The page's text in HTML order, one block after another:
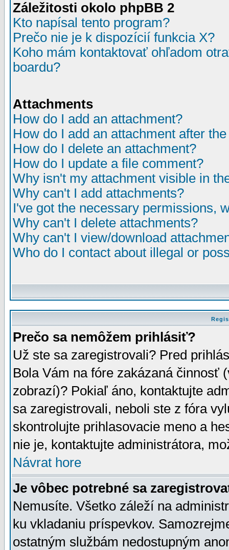
Záležitosti okolo phpBB 2
Kto napísal tento program?
Prečo nie je k dispozícií funkcia X?
Koho mám kontaktovať ohľadom
boardu?
Attachments
How do I add an attachment?
How do I add an attachment after
How do I delete an attachment?
How do I update a file comment?
Why isn't my attachment visible in
Why can't I add attachments?
I've got the necessary permissions,
Why can't I delete attachments?
Why can't I view/download
Who do I contact about illegal or
Prečo sa nemôžem prihlásiť?
Už ste sa zaregistrovali? Pred
Bola Vám na fóre zakázaná činnosť
zobrazí)? Pokiaľ áno, kontaktujte
sa zaregistrovali, neboli ste z fóra
skontrolujte prihlasovacie meno a
nie je, kontaktujte administrátora,
Návrat hore
Je vôbec potrebné sa
Nemusíte. Všetko záleží na
ku vkladaniu príspevkov.
ostatným službám nedostupným